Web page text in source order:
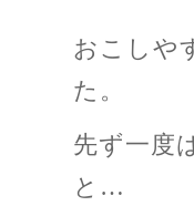
おこしや
た。
先ず一度
と…